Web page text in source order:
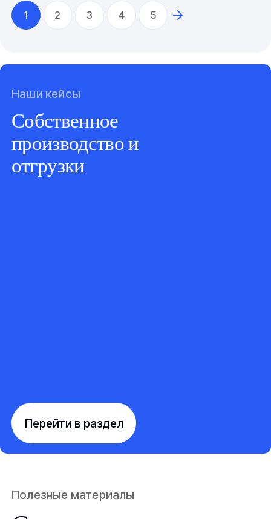
1 2 3 4 5
Наши кейсы
Собственное
производство и
отгрузки
Перейти в раздел
Полезные материалы